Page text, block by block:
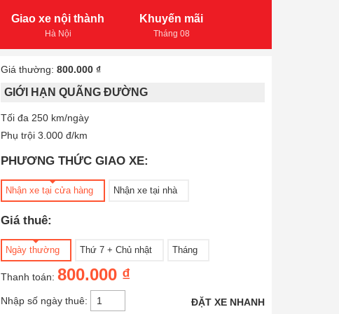
Giao xe nội thành
Hà Nội
Khuyến mãi
Tháng 08
Giá thường: 800.000 ₫
GIỚI HẠN QUÃNG ĐƯỜNG
Tối đa 250 km/ngày
Phụ trội 3.000 đ/km
PHƯƠNG THỨC GIAO XE:
Nhận xe tại cửa hàng Nhận xe tại nhà
Giá thuê:
Ngày thường Thứ 7 + Chủ nhật Tháng
Thanh toán: 800.000 ₫
Nhập số ngày thuê: ĐẶT XE NHANH